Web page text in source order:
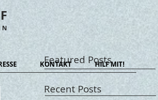
Recent Posts
Featured Posts
KONTAKT HILF MIT!